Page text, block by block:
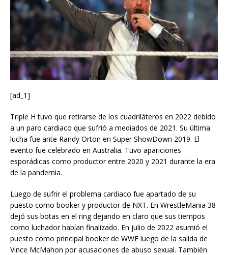
[ad_1]
Triple H tuvo que retirarse de los cuadriláteros en 2022 debido
a un paro cardiaco que sufrió a mediados de 2021. Su última
lucha fue ante Randy Orton en Super ShowDown 2019. El
evento fue celebrado en Australia. Tuvo apariciones
esporádicas como productor entre 2020 y 2021 durante la era
de la pandemia.
Luego de sufrir el problema cardiaco fue apartado de su
puesto como booker y productor de NXT. En WrestleMania 38
dejó sus botas en el ring dejando en claro que sus tiempos
como luchador habían finalizado. En julio de 2022 asumió el
puesto como principal booker de WWE luego de la salida de
Vince McMahon por acusaciones de abuso sexual. También